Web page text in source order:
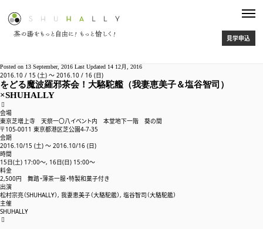
見学申込
Posted on 13 September, 2016 Last Updated 14 12月, 2016
2016 10 / 15 (土) 〜2016 10 / 16 (日)
をどる魔波羅邪茶会！大駱駝艦（我妻恵美子＆塩谷智司）
×SHUHALLY

会場
東京芝増上寺 天祭一〇八イベント内 本堂地下一階 葵の間
〒105-0011 東京都港区芝公園4-7-35
会期
2016.10/15 (土) 〜 2016.10/16 (日)
時間
15日(土) 17:00～, 16日(日) 15:00～
料金
2,500円 舞踏・薄茶一服・特製和菓子付き
出演
松村宗亮（SHUHALLY）, 我妻恵美子（大駱駝艦）, 塩谷智司（大駱駝艦）
主催
SHUHALLY

雑誌 「ブレーン」寄稿
1961年創刊の広告、クリエイティブ専門誌 『ブレーン』10月号に 代
表 松村オススメのブックについて寄稿しています。 古典、詩集、漫画、
https://www.sendenkaigi.com/books/brain/
告知
1 Sep, 2020
をてらをどりをちゃ
をてらをどりをちゃ あの 舞踏×茶 のコラボレーションが 師走の目黒
宰、裏千家茶人） 友光雅臣（寺社フェス向源代表、天台宗僧侶） 吉田龍
芝・...